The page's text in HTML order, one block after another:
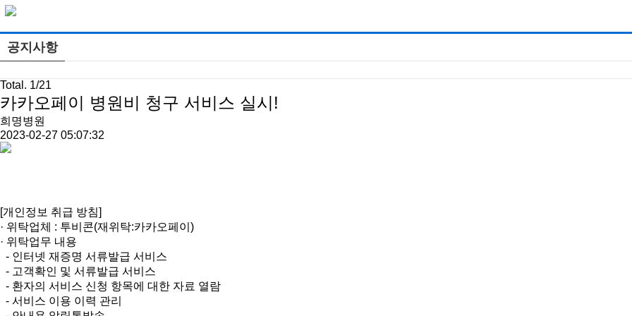
공지사항
Total. 1/21
카카오페이 병원비 청구 서비스 실시!
희명병원
2023-02-27 05:07:32
[개인정보 취급 방침]
· 위탁업체 : 투비콘(재위탁:카카오페이)
· 위탁업무 내용
- 인터넷 재증명 서류발급 서비스
- 고객확인 및 서류발급 서비스
- 환자의 서비스 신청 항목에 대한 자료 열람
- 서비스 이용 이력 관리